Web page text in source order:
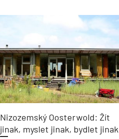
Nizozemský Oosterwold: Žít
jinak, myslet jinak, bydlet jinak